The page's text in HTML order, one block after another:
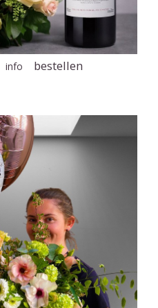
info bestellen